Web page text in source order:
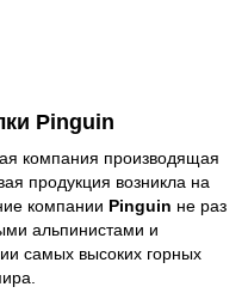
Pinguin
компания производящая
продукция возникла на
компании Pinguin не раз
альпинистами и
самых высоких горных